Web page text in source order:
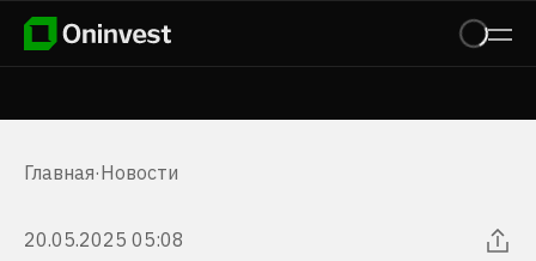
Главная·Новости
20.05.2025 05:08